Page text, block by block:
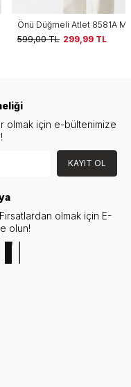
Düğmeli Atlet 8581A Mavi
TL 299,99 TL
olmak için e-bültenimize
KAYIT OL
olmak için E-
olun!